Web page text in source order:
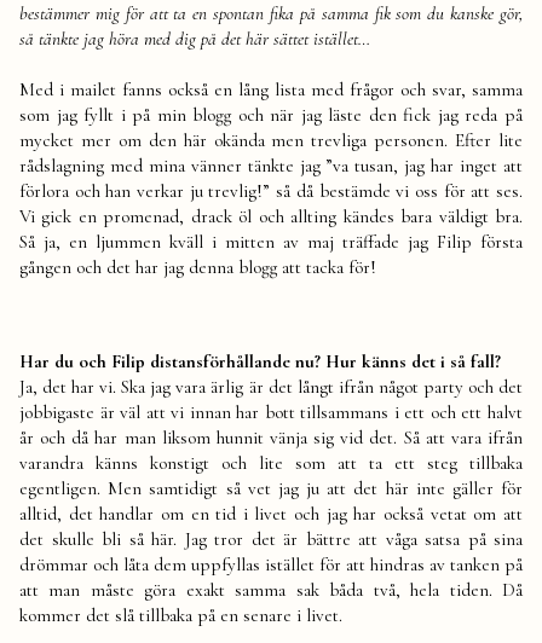
bestämmer mig för att ta en spontan fika på samma fik som du kanske gör,
så tänkte jag höra med dig på det här sättet istället…
Med i mailet fanns också en lång lista med frågor och svar, samma
som jag fyllt i på min blogg och när jag läste den fick jag reda på
mycket mer om den här okända men trevliga personen. Efter lite
rådslagning med mina vänner tänkte jag ”va tusan, jag har inget att
förlora och han verkar ju trevlig!” så då bestämde vi oss för att ses.
Vi gick en promenad, drack öl och allting kändes bara väldigt bra.
Så ja, en ljummen kväll i mitten av maj träffade jag Filip första
gången och det har jag denna blogg att tacka för!
Har du och Filip distansförhållande nu? Hur känns det i så fall?
Ja, det har vi. Ska jag vara ärlig är det långt ifrån något party och det
jobbigaste är väl att vi innan har bott tillsammans i ett och ett halvt
år och då har man liksom hunnit vänja sig vid det. Så att vara ifrån
varandra känns konstigt och lite som att ta ett steg tillbaka
egentligen. Men samtidigt så vet jag ju att det här inte gäller för
alltid, det handlar om en tid i livet och jag har också vetat om att
det skulle bli så här. Jag tror det är bättre att våga satsa på sina
drömmar och låta dem uppfyllas istället för att hindras av tanken på
att man måste göra exakt samma sak båda två, hela tiden. Då
kommer det slå tillbaka på en senare i livet.